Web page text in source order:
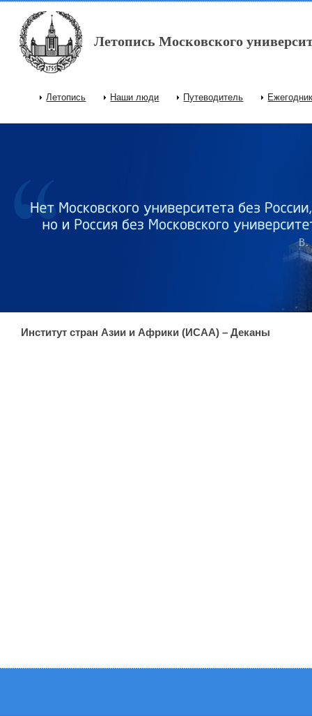
Перейти к основному содержанию
Летопись Московского
Главное меню
Летопись Наши люди Путеводитель
Институт стран Азии и Африки (ИСАА) – Деканы